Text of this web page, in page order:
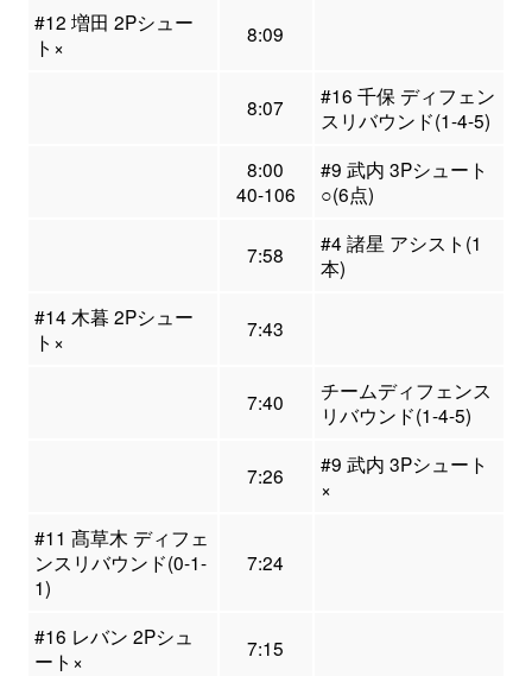
#12 増田 2Pシュー
ト×
8:09
8:07
#16 千保 ディフェン
スリバウンド(1-4-5)
8:00
40-106
#9 武内 3Pシュート
○(6点)
7:58
#4 諸星 アシスト(1
本)
#14 木暮 2Pシュー
ト×
7:43
7:40
チームディフェンス
リバウンド(1-4-5)
7:26
#9 武内 3Pシュート
×
#11 髙草木 ディフェ
ンスリバウンド(0-1-
1)
7:24
#16 レバン 2Pシュ
ート×
7:15